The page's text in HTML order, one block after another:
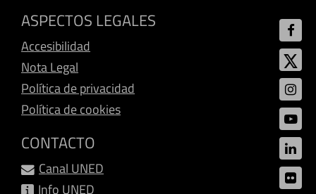
ASPECTOS LEGALES
Accesibilidad
Nota Legal
Política de privacidad
Política de cookies
CONTACTO
Canal UNED
Info UNED